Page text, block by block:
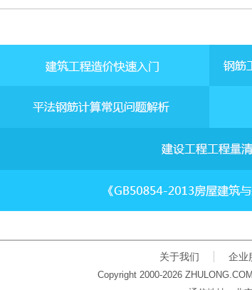
关于我们 企业
Copyright 2000-2026